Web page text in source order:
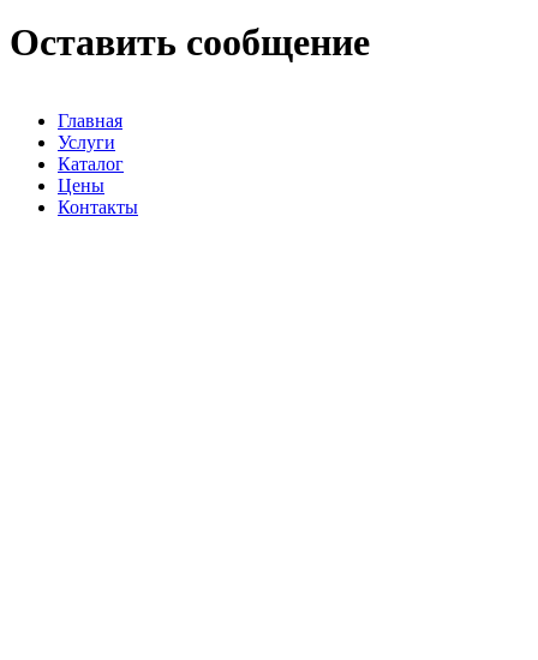
Оставить сообщение
Главная
Услуги
Каталог
Цены
Контакты